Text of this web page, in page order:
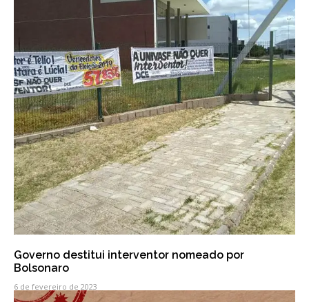
Governo destitui interventor nomeado por
Bolsonaro
6 de fevereiro de 2023